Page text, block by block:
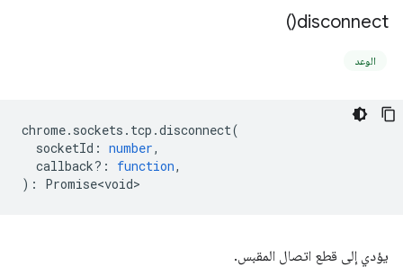
disconnect(
)
الوعد
chrome. sockets . tcp .disconnect(
socketId : number,
callback? : function,
) : Promise<void>
يؤدي إلى قطع اتصال المقبس.